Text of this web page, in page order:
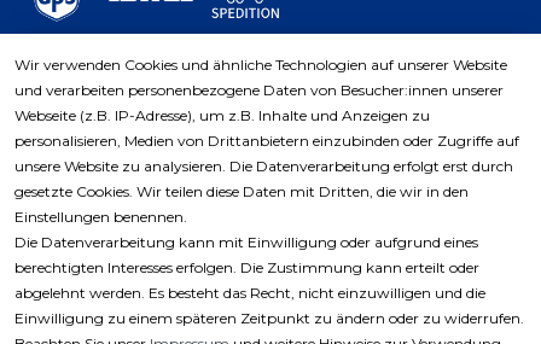
Zahlungsarten
Wir verwenden Cookies und ähnliche Technologien auf unserer Website
und verarbeiten personenbezogene Daten von Besucher:innen unserer
Webseite (z.B. IP-Adresse), um z.B. Inhalte und Anzeigen zu
personalisieren, Medien von Drittanbietern einzubinden oder Zugriffe auf
unsere Website zu analysieren. Die Datenverarbeitung erfolgt erst durch
gesetzte Cookies. Wir teilen diese Daten mit Dritten, die wir in den
Einstellungen benennen.
Die Datenverarbeitung kann mit Einwilligung oder aufgrund eines
berechtigten Interesses erfolgen. Die Zustimmung kann erteilt oder
abgelehnt werden. Es besteht das Recht, nicht einzuwilligen und die
Einwilligung zu einem späteren Zeitpunkt zu ändern oder zu widerrufen.